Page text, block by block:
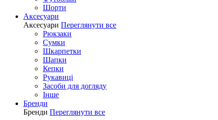
Шорти
Аксесуари
Аксесуари Переглянути все
Рюкзаки
Сумки
Шкарпетки
Шапки
Кепки
Рукавиці
Засоби для догляду
Інше
Бренди
Бренди Переглянути все